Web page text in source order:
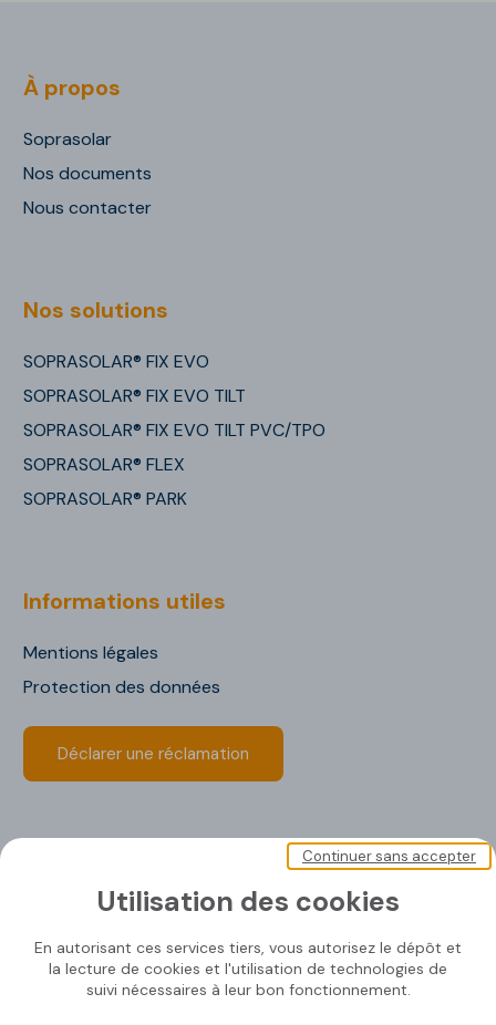
À propos
Soprasolar
Nos documents
Nous contacter
Nos solutions
SOPRASOLAR® FIX EVO
SOPRASOLAR® FIX EVO TILT
SOPRASOLAR® FIX EVO TILT PVC/TPO
SOPRASOLAR® FLEX
SOPRASOLAR® PARK
Informations utiles
Mentions légales
Protection des données
Déclarer une réclamation
Soprasolar 2020 © Tous droits réservé
Utilisation des cookies
En autorisant ces services tiers, vous autorisez le dépôt et
la lecture de cookies et l'utilisation de technologies de
suivi nécessaires à leur bon fonctionnement.
Continuer sans accepter